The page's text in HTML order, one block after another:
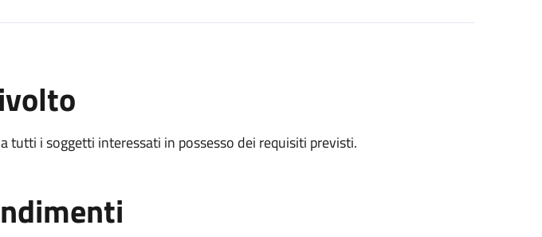
tutti i soggetti interessati in possesso dei requisiti previsti.